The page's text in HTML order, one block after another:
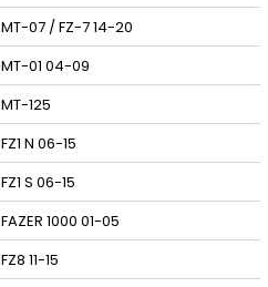
MT-07 / FZ-7 14-20
MT-01 04-09
MT-125
FZ1 N 06-15
FZ1 S 06-15
FAZER 1000 01-05
FZ8 11-15